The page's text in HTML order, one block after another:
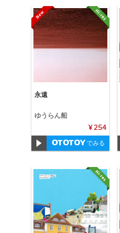
永遠
ゆうらん船
¥ 254
でみる